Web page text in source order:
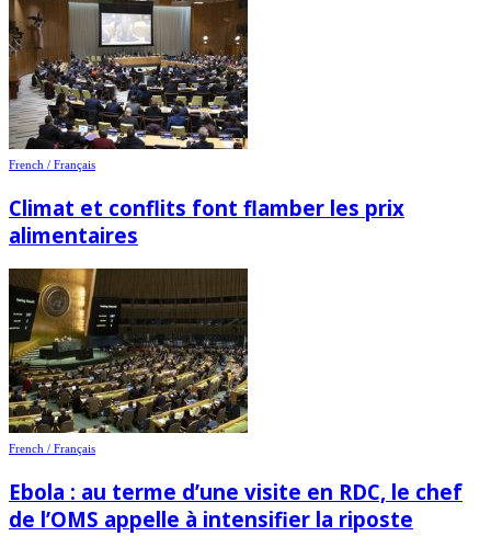
French / Français
Climat et conflits font flamber les prix
alimentaires
French / Français
Ebola : au terme d’une visite en RDC, le chef
de l’OMS appelle à intensifier la riposte